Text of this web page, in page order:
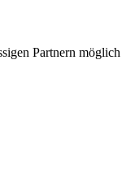
Partnern möglich